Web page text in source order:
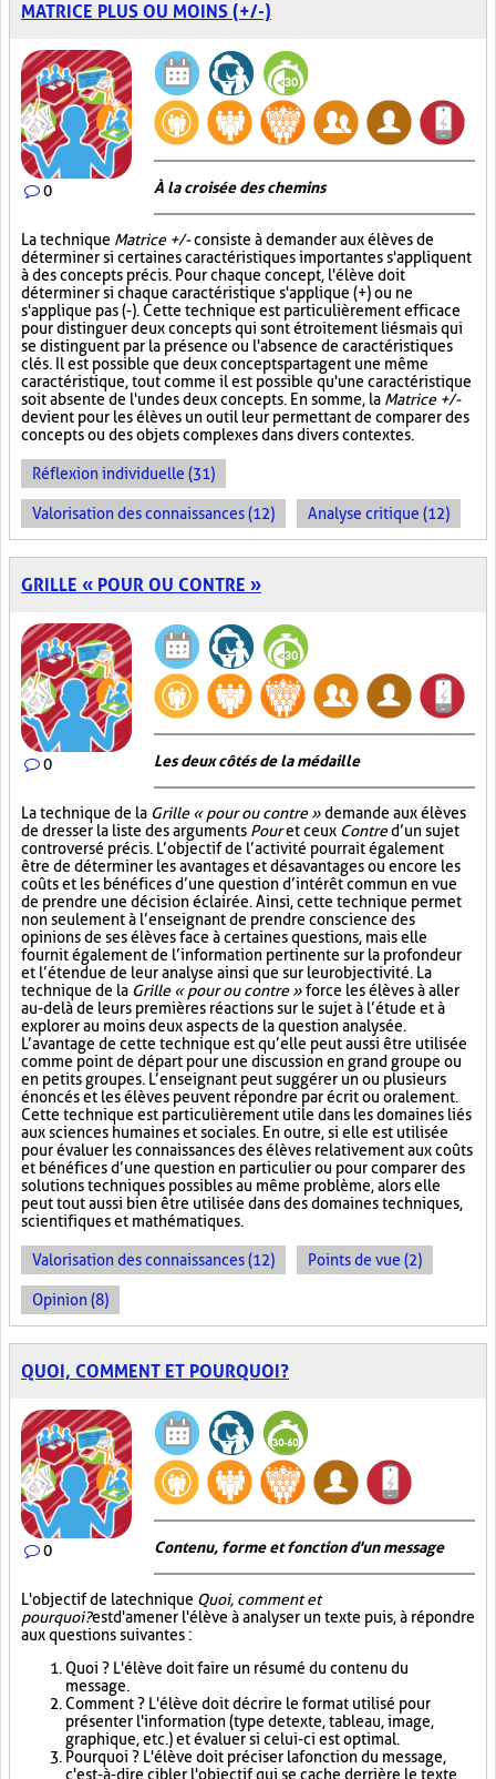
MATRICE PLUS OU MOINS (+/-)
0 À la croisée des chemins
La technique Matrice +/-consiste à demander aux élèves de
déterminer si certaines caractéristiques importantes s'appliquent
à des concepts précis. Pour chaque concept, l'élève doit
déterminer si chaque caractéristique s'applique (+) ou ne
s'applique pas (-). Cette technique est particulièrement efficace
pour distinguer deux concepts qui sont étroitement liés mais qui
se distinguent par la présence ou l'absence de caractéristiques
clés. Il est possible que deux concepts partagent une même
caractéristique, tout comme il est possible qu'une caractéristique
soit absente de l'un des deux concepts. En somme, la Matrice +/-
devient pour les élèves un outil leur permettant de comparer des
concepts ou des objets complexes dans divers contextes.
Réflexion individuelle (31)
Valorisation des connaissances (12) Analyse critique (12)
GRILLE « POUR OU CONTRE »
0 Les deux côtés de la médaille
La technique de la Grille « pour ou contre »demande aux élèves
de dresser la liste des arguments Pouret ceux Contred’un sujet
controversé précis. L’objectif de l’activité pourrait également
être de déterminer les avantages et désavantages ou encore les
coûts et les bénéfices d’une question d’intérêt commun en vue
de prendre une décision éclairée. Ainsi, cette technique permet
non seulement à l’enseignant de prendre conscience des
opinions de ses élèves face à certaines questions, mais elle
fournit également de l’information pertinente sur la profondeur
et l’étendue de leur analyse ainsi que sur leur objectivité. La
technique de la Grille « pour ou contre »force les élèves à aller
au-delà de leurs premières réactions sur le sujet à l’étude et à
explorer au moins deux aspects de la question analysée.
L’avantage de cette technique est qu’elle peut aussi être utilisée
comme point de départ pour une discussion en grand groupe ou
en petits groupes. L’enseignant peut suggérer un ou plusieurs
énoncés et les élèves peuvent répondre par écrit ou oralement.
Cette technique est particulièrement utile dans les domaines liés
aux sciences humaines et sociales. En outre, si elle est utilisée
pour évaluer les connaissances des élèves relativement aux coûts
et bénéfices d’une question en particulier ou pour comparer des
solutions techniques possibles au même problème, alors elle
peut tout aussi bien être utilisée dans des domaines techniques,
scientifiques et mathématiques.
Valorisation des connaissances (12) Points de vue (2)
Opinion (8)
QUOI, COMMENT ET POURQUOI?
0 Contenu, forme et fonction d'un message
L'objectif de la technique Quoi, comment et
pourquoi?est d'amener l'élève à analyser un texte puis, à répondre
aux questions suivantes :
Quoi ? L'élève doit faire un résumé du contenu du
message.
Comment ? L'élève doit décrire le format utilisé pour
présenter l'information (type de texte, tableau, image,
graphique, etc.) et évaluer si celui-ci est optimal.
Pourquoi ? L'élève doit préciser la fonction du message,
c'est-à-dire cibler l'objectif qui se cache derrière le texte